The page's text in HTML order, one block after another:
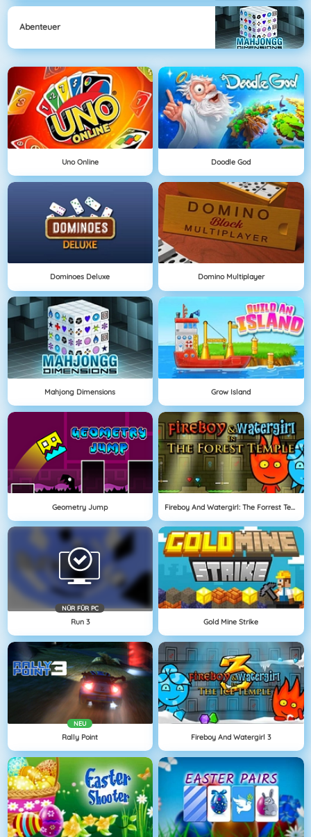
Abenteuer
Uno Online Doodle God
Dominoes Deluxe Domino Multiplayer
Mahjong Dimensions Grow Island
Geometry Jump Fireboy And Watergirl: The Forrest Temple
NÜR FÜR PC
Run 3 Gold Mine Strike
NEU
Rally Point Fireboy And Watergirl 3